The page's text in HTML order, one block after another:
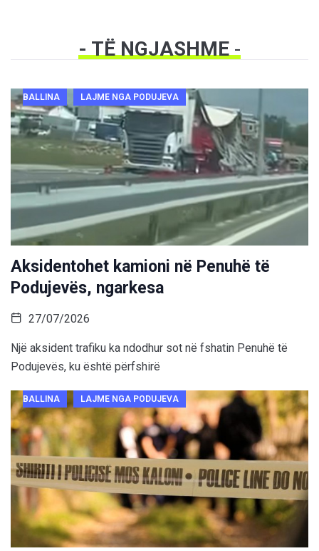
- TË NGJASHME-
BALLINA LAJME NGA PODUJEVA
Aksidentohet kamioni në Penuhë të
Podujevës, ngarkesa
27/07/2026
Një aksident trafiku ka ndodhur sot në fshatin Penuhë të
Podujevës, ku është përfshirë
BALLINA LAJME NGA PODUJEVA